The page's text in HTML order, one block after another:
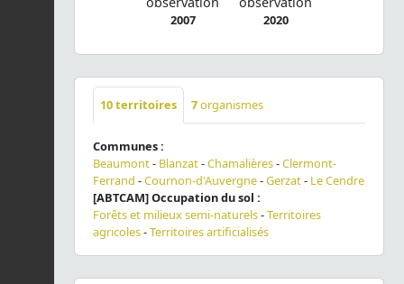
2007 2020
10territoires 7organismes
Communes :
Beaumont- Blanzat-Chamalières-Clermont-
Ferrand -Cournon-d'Auvergne-Gerzat- Le Cendre
[ABTCAM] Occupation du sol :
Forêts et milieux semi-naturels-Territoires
agricoles-Territoires artificialisés